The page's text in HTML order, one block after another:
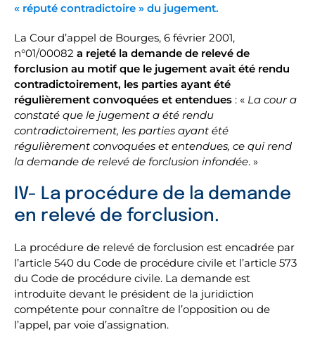
« réputé contradictoire » du jugement.
La Cour d’appel de Bourges, 6 février 2001,
n°01/00082 a rejeté la demande de relevé de
forclusion au motif que le jugement avait été rendu
contradictoirement, les parties ayant été
régulièrement convoquées et entendues : « La cour a
constaté que le jugement a été rendu
contradictoirement, les parties ayant été
régulièrement convoquées et entendues, ce qui rend
la demande de relevé de forclusion infondée. »
IV- La procédure de la demande
en relevé de forclusion.
La procédure de relevé de forclusion est encadrée par
l’article 540 du Code de procédure civile et l’article 573
du Code de procédure civile. La demande est
introduite devant le président de la juridiction
compétente pour connaître de l’opposition ou de
l’appel, par voie d’assignation.